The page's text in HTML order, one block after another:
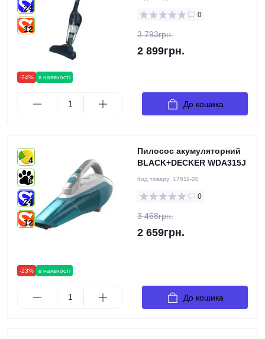
-24% в наявності
24
12
0
3 793грн.
2 899грн.
До кошика
-23% в наявності
4
6
24
12
Пилосос акумуляторний
BLACK+DECKER WDA315J
Код товару: 17511-20
0
3 468грн.
2 659грн.
До кошика